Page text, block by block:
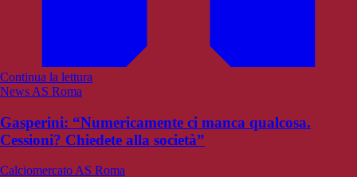
Continua la lettura
News AS Roma
Gasperini: “Numericamente ci manca qualcosa.
Cessioni? Chiedete alla società”
Calciomercato AS Roma